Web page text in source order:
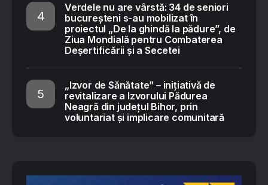
Verdele nu are vârstă: 34 de seniori
bucureșteni s-au mobilizat în
proiectul „De la ghindă la pădure”, de
Ziua Mondială pentru Combaterea
Deșertificării și a Secetei
„Izvor de Sănătate” – inițiativă de
revitalizare a Izvorului Pădurea
Neagră din județul Bihor, prin
voluntariat și implicare comunitară